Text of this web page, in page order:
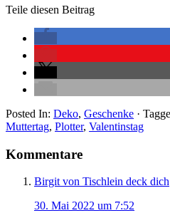
Teile diesen Beitrag
Posted In: Deko, Geschenke ·
Muttertag, Plotter, Valentinstag
Kommentare
Birgit von Tischlein deck dich
30. Mai 2022 um 7:52